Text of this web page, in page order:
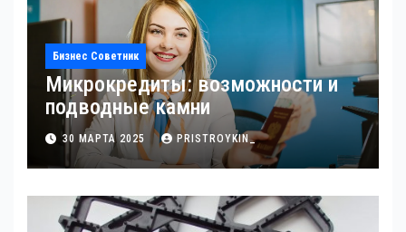
Бизнес Советник
Микрокредиты: возможности и
подводные камни
30 МАРТА 2025 PRISTROYKIN_